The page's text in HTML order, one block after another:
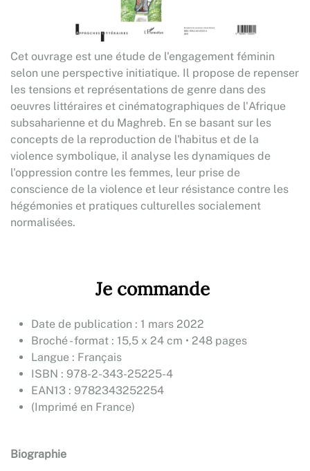
Cet ouvrage est une étude de l'engagement féminin
selon une perspective initiatique. Il propose de repenser
les tensions et représentations de genre dans des
oeuvres littéraires et cinématographiques de l'Afrique
subsaharienne et du Maghreb. En se basant sur les
concepts de la reproduction de l'habitus et de la
violence symbolique, il analyse les dynamiques de
l'oppression contre les femmes, leur prise de
conscience de la violence et leur résistance contre les
hégémonies et pratiques culturelles socialement
normalisées.
Je commande
Date de publication : 1 mars 2022
Broché - format : 15,5 x 24 cm • 248 pages
Langue : Français
ISBN : 978-2-343-25225-4
EAN13 : 9782343252254
(Imprimé en France)
Biographie